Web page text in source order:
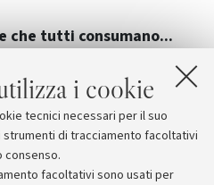
i cookie
tecnici necessari per il suo
di tracciamento facoltativi
consenso.
facoltativi sono usati per
che tutti consumano...
più di sinistra sono parte
è solo nel grado di
e nella tipologia di
è una necessità di
se stessi".